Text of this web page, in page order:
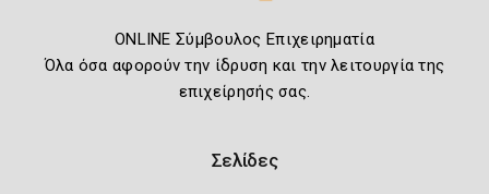
ONLINE Σύμβουλος Επιχειρηματία
Όλα όσα αφορούν την ίδρυση και την λειτουργία της
επιχείρησής σας.
Σελίδες